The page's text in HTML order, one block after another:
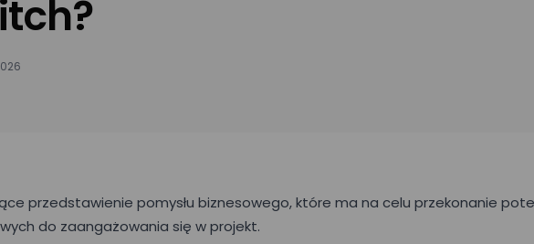
przedstawienie pomysłu biznesowego, które ma na celu przekonanie
do zaangażowania się w projekt.